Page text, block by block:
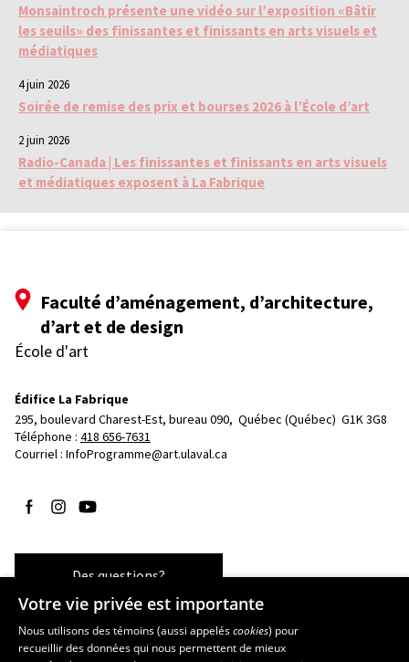
Monsaintroch présente une vidéo sur l’exposition «Bâtir
les seuils» des finissantes et finissants en arts visuels et
médiatiques
4 juin 2026
Soirée de remise des prix et bourses 2026 à l’École d’art
2 juin 2026
Radio-Canada | Les finissantes et finissants en arts visuels
et médiatiques exposent à La Fabrique
Faculté d’aménagement, d’architecture,
d’art et de design
École d'art
Édifice La Fabrique
295, boulevard Charest-Est, bureau 090, Québec (Québec)  G1K 3G8
Téléphone : 418 656-7631
Courriel : InfoProgramme@art.ulaval.ca
Suivez-nous sur Facebook
Suivez-nous sur Instagram
Suivez-nous sur YouTube
Des questions?
Les écoles et la recherche
Votre vie privée est importante
Nous utilisons des témoins (aussi appeléscookies) pour
recueillir des données qui nous permettent de mieux